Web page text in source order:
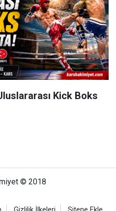
Kick Boks
© 2018